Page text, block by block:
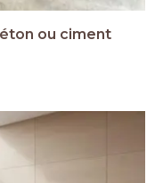
ou ciment